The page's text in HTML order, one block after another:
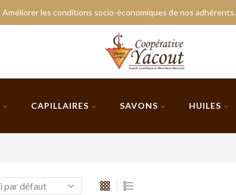
Améliorer les conditions socio-économiques de nos adhérents.
CAPILLAIRES SAVONS HUILES